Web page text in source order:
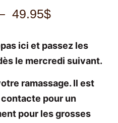
49.95$
ici et passez les
le mercredi suivant.
ramassage. Il est
contacte pour un
pour les grosses